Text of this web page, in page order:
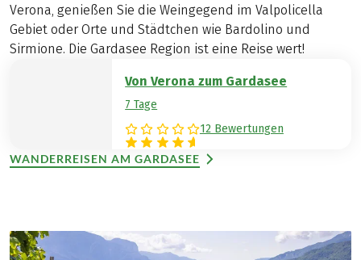
Verona, genießen Sie die Weingegend im Valpolicella
Gebiet oder Orte und Städtchen wie Bardolino und
Sirmione. Die Gardasee Region ist eine Reise wert!
Von Verona zum Gardasee
7 Tage
12 Bewertungen
WANDERREISEN AM GARDASEE